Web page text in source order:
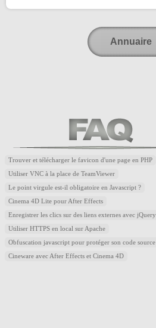
Annuaire
Trouver et télécharger le favicon d'une page en PHP
Utiliser VNC à la place de TeamViewer
Le point virgule est-il obligatoire en Javascript ?
Cinema 4D Lite pour After Effects
Enregistrer les clics sur des liens externes avec jQuery
Utiliser HTTPS en local sur Apache
Obfuscation javascript pour protéger son code source
Cineware avec After Effects et Cinema 4D